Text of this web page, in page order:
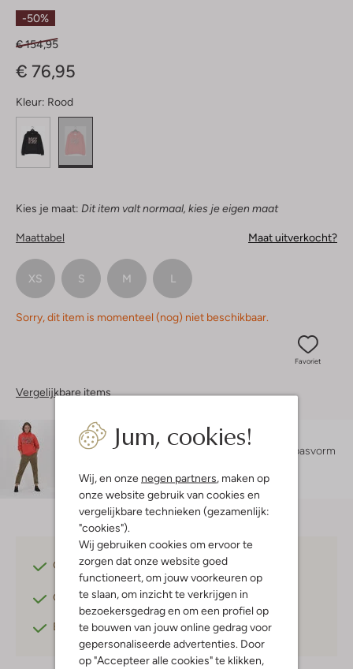
Jum, cookies!
Wij, en onze negen partners, maken op
onze website gebruik van cookies en
vergelijkbare technieken (gezamenlijk:
"cookies").
Wij gebruiken cookies om ervoor te
zorgen dat onze website goed
functioneert, om jouw voorkeuren op
te slaan, om inzicht te verkrijgen in
bezoekersgedrag en om een profiel op
te bouwen van jouw online gedrag voor
gepersonaliseerde advertenties. Door
op "Accepteer alle cookies" te klikken,
-50%
€ 154,95
€ 76,95
Kleur: Rood
Kies je maat: Dit item valt normaal, kies je eigen maat
Maattabel Maat uitverkocht?
XS S M L
Sorry, dit item is momenteel (nog) niet beschikbaar.
Favoriet
Vergelijkbare items
Maatadvies
Lynn is 1 meter 67 lang en draagt maat S.
De pasvorm
Gratis verzendingvanaf €75,-
Gratis retournerenbinnen 30 dagen*
Betaal achterafmet Klarna